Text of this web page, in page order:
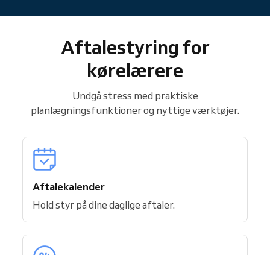
Aftalestyring for
kørelærere
Undgå stress med praktiske
planlægningsfunktioner og nyttige værktøjer.
Aftalekalender
Hold styr på dine daglige aftaler.